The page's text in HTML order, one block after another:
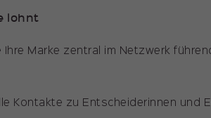
lohnt
Ihre Marke zentral im Netzwerk
Kontakte zu Entscheiderinnen und